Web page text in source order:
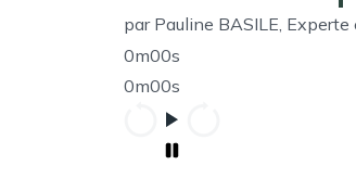
par Pauline BASILE,
0m00s
0m00s